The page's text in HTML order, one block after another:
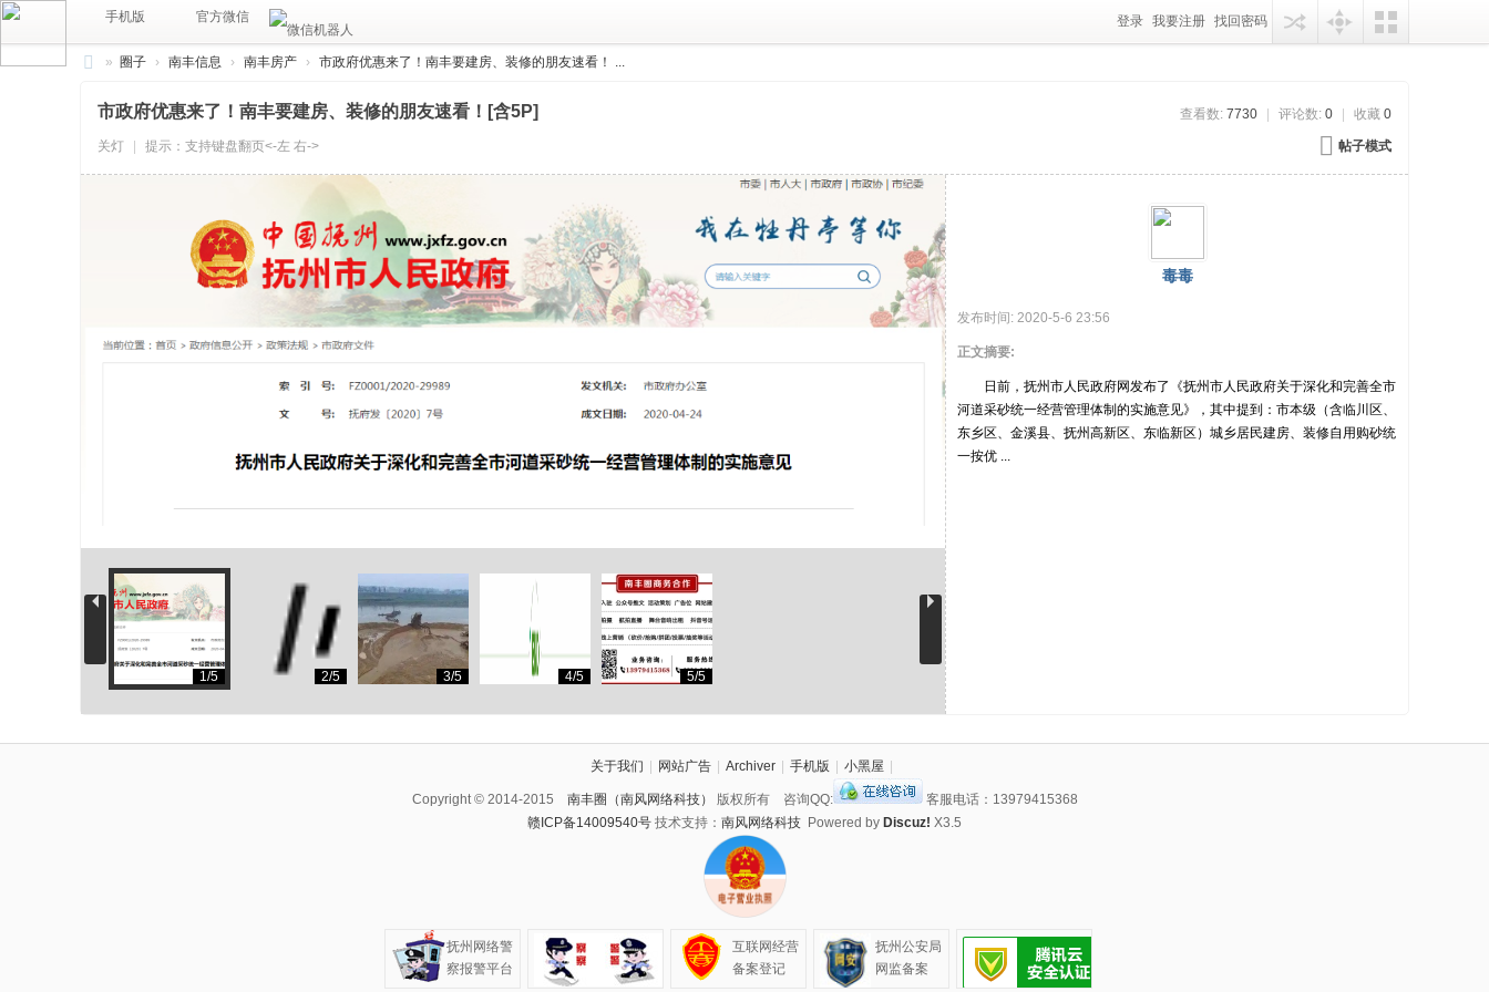
手机版 官方微信 登录 我要注册 找回密码
» 圈子 › 南丰信息 › 南丰房产 › 市政府优惠来了！南丰要建房、装修的朋友速看！ ...
市政府优惠来了！南丰要建房、装修的朋友速看！[含5P] 查看数: 7730 评论数: 0 收藏 0
关灯 提示：支持键盘翻页<-左 右-> 帖子模式
1/5 2/5 3/5 4/5 5/5
毒毒
发布时间: 2020-5-6 23:56
正文摘要:
日前，抚州市人民政府网发布了《抚州市人民政府关于深化和完善全市
河道采砂统一经营管理体制的实施意见》，其中提到：市本级（含临川区、
东乡区、金溪县、抚州高新区、东临新区）城乡居民建房、装修自用购砂统
一按优 ...
关于我们 网站广告 Archiver 手机版 小黑屋
Copyright © 2014-2015 南丰圈（南风网络科技） 版权所有 咨询QQ:
客服电话：13979415368
赣ICP备14009540号 技术支持： 南风网络科技 Powered by Discuz! X3.5
抚州网络警
察报警平台
互联网经营
备案登记
抚州公安局
网监备案